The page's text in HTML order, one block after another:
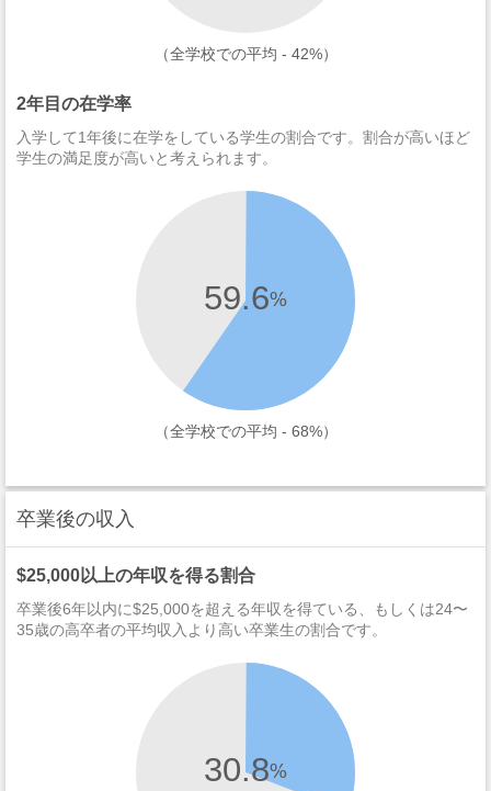
（全学校での平均 - 42%）
2年目の在学率
入学して1年後に在学をしている学生の割合です。割合が高いほど
学生の満足度が高いと考えられます。
59.6%
（全学校での平均 - 68%）
卒業後の収入
$25,000以上の年収を得る割合
卒業後6年以内に$25,000を超える年収を得ている、もしくは24〜
35歳の高卒者の平均収入より高い卒業生の割合です。
30.8%